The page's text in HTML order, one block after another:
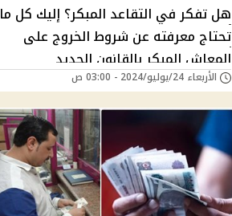
هل تفكر في التقاعد المبكر؟ إليك كل ما
تحتاج معرفته عن شروط الخروج على
المعاش المبكر بالقانون الجديد
الأربعاء 24/يوليو/2024 - 03:00 ص